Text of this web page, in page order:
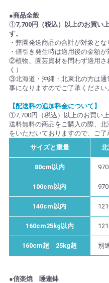
●商品全般
①7,700円（税込）以上のお買い
す。
・弊園発送商品の合計が対象と
・値引き発生時は適用後の金額が
②植物、園芸資材を問わず適用さ
く）
③北海道・沖縄・北東北の方は通
事になりますのでご了承ください
【配送料の追加料金について】
①7,700円（税込）以上のお買い
送料無料の商品をご購入の際、
をいただいておりますので、ご了
サイズと重量
80cm以内
100cm以内
140cm以内
160cm25kg以内
160cm超 25kg超 別
●信楽焼 睡蓮鉢